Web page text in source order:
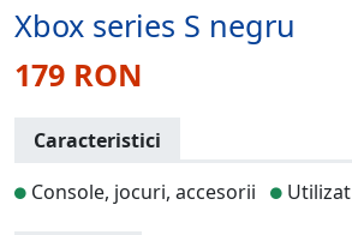
Xbox series S negru
179 RON
Caracteristici
Console, jocuri, accesorii
Utilizat